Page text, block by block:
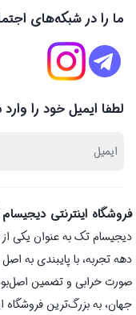
ما را در شبکه‌های
لطفا ایمیل خود را وارد
فروشگاه اینترنتی
دیجیسام تک به عنوان یکی
صورت خرابی و تضمین
جهان، به بزرگ‌ترین فروشگاه